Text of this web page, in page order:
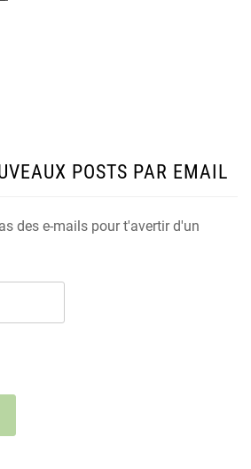
POSTS PAR EMAIL
des e-mails pour t'avertir d'un